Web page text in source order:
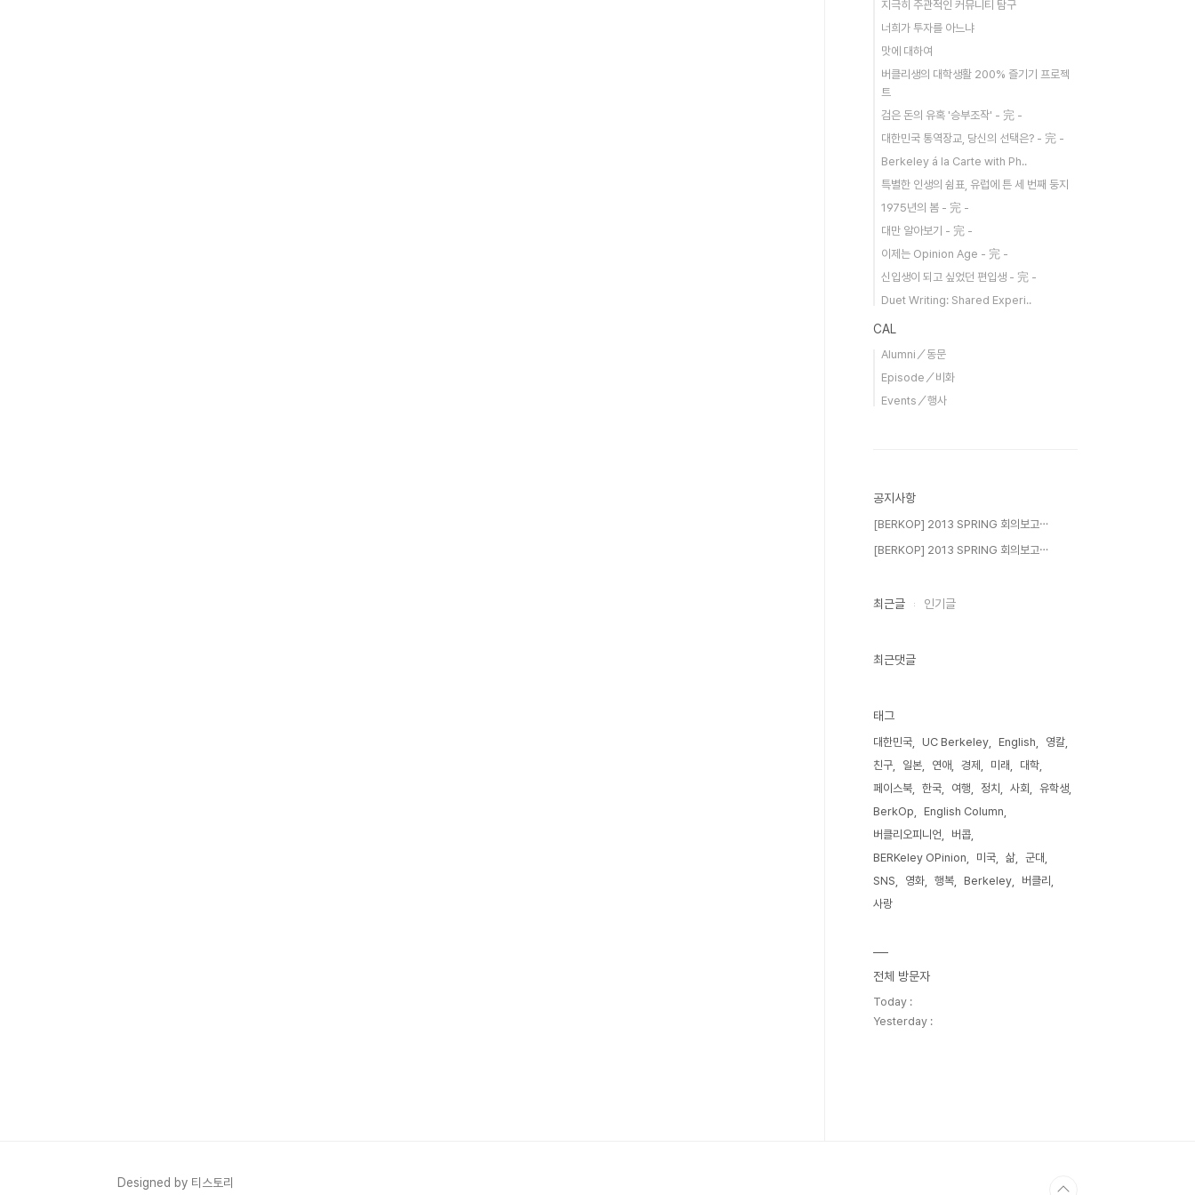
지극히 주관적인 커뮤니티 탐구
너희가 투자를 아느냐
맛에 대하여
버클리생의 대학생활 200% 즐기기 프로젝
트
검은 돈의 유혹 '승부조작' - 完 -
대한민국 통역장교, 당신의 선택은? - 完 -
Berkeley á la Carte with Ph..
특별한 인생의 쉼표, 유럽에 튼 세 번째 둥지
1975년의 봄 - 完 -
대만 알아보기 - 完 -
이제는 Opinion Age - 完 -
신입생이 되고 싶었던 편입생 - 完 -
Duet Writing: Shared Experi..
CAL
Alumni／동문
Episode／비화
Events／행사
공지사항
[BERKOP] 2013 SPRING 회의보고⋯
[BERKOP] 2013 SPRING 회의보고⋯
최근글 인기글
최근댓글
태그
대한민국 UC Berkeley English
영칼
친구
일본 연애 경제 미래
대학
페이스북
한국 여행 정치 사회
유학생
BerkOp
English Column
버클리오피니언
버콥
BERKeley OPinion
미국 삶
군대
SNS
영화 행복 Berkeley
버클리
사랑
전체 방문자
Today :
Yesterday :
Designed by 티스토리